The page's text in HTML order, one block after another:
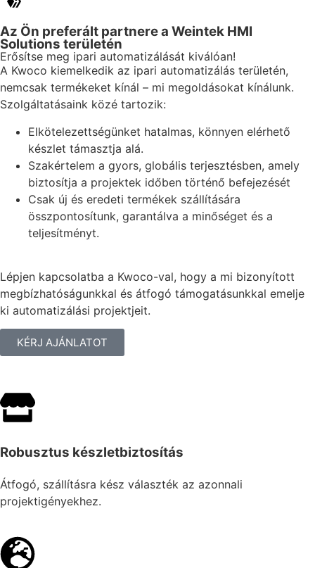
Az Ön preferált partnere a Weintek HMI
Solutions területén
Erősítse meg ipari automatizálását kiválóan!
A Kwoco kiemelkedik az ipari automatizálás területén,
nemcsak termékeket kínál – mi megoldásokat kínálunk.
Szolgáltatásaink közé tartozik:
Elkötelezettségünket hatalmas, könnyen elérhető
készlet támasztja alá.
Szakértelem a gyors, globális terjesztésben, amely
biztosítja a projektek időben történő befejezését
Csak új és eredeti termékek szállítására
összpontosítunk, garantálva a minőséget és a
teljesítményt.
Lépjen kapcsolatba a Kwoco-val, hogy a mi bizonyított
megbízhatóságunkkal és átfogó támogatásunkkal emelje
ki automatizálási projektjeit.
KÉRJ AJÁNLATOT
Robusztus készletbiztosítás
Átfogó, szállításra kész választék az azonnali
projektigényekhez.